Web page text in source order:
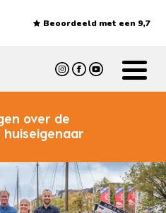
Beoordeeld met een 9,7
over de